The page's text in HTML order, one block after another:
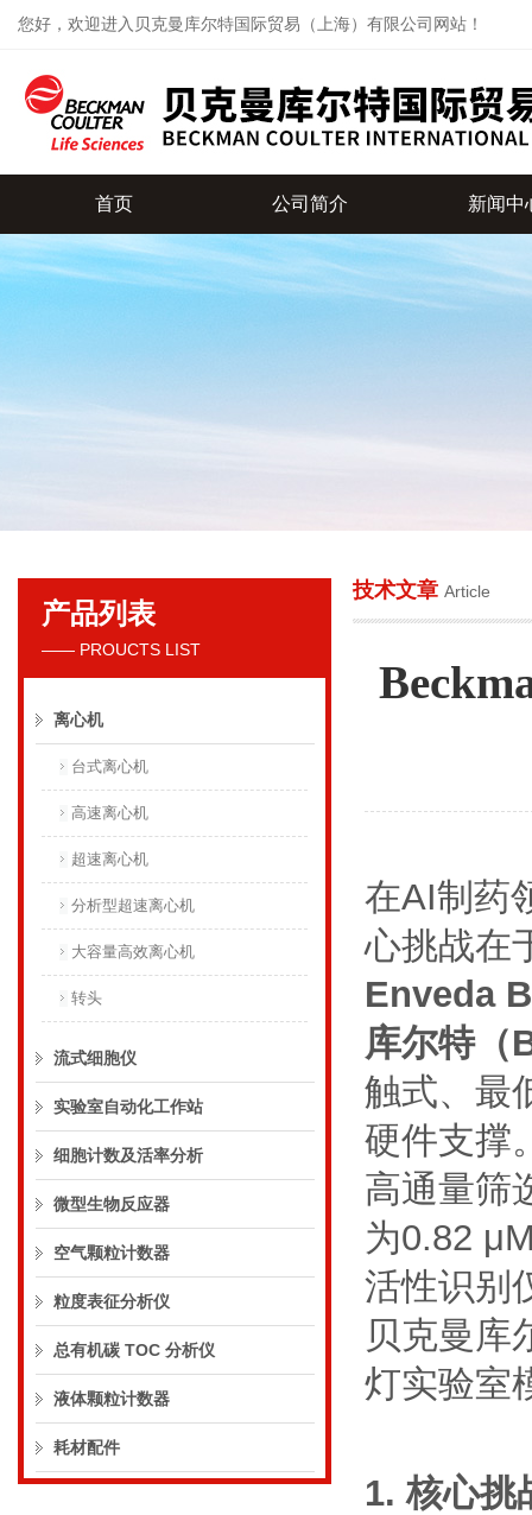
您好，欢迎进入贝克曼库尔特国际贸易（上海）有限公司网站！
贝克曼库尔特国际贸易（上海）有限公司
首页 公司简介 新闻中
产品列表
—— PROUCTS LIST
离心机
台式离心机
高速离心机
超速离心机
分析型超速离心机
大容量高效离心机
转头
流式细胞仪
实验室自动化工作站
细胞计数及活率分析
微型生物反应器
空气颗粒计数器
粒度表征分析仪
总有机碳 TOC 分析仪
液体颗粒计数器
耗材配件
技术文章 Article
在AI制药
心挑战在
Enveda
库尔特（
触式、最
硬件支撑
高通量筛
为0.82
活性识别
贝克曼库
灯实验室
1.核心挑